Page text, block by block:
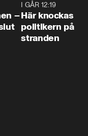
–
I GÅR 12:19
Här knockas
politikern på
stranden